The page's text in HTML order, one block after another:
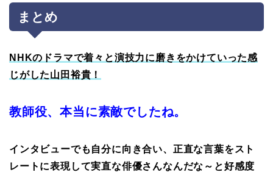
まとめ
NHKのドラマで着々と演技力に磨きをかけていった感
じがした山田裕貴！
教師役、本当に素敵でしたね。
インタビューでも自分に向き合い、正直な言葉をスト
レートに表現して実直な俳優さんなんだな～と好感度